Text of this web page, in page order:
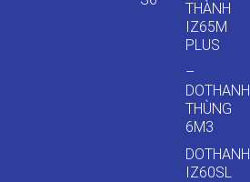
THÀNH
IZ65M
PLUS
–
DOTHANH
THÙNG
6M3
DOTHANH
IZ60SL